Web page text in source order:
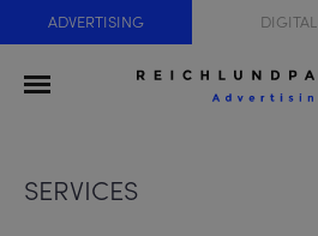
ADVERTISING DIGITAL
SERVICES